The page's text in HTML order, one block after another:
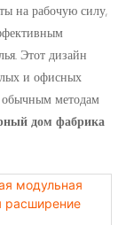
на рабочую силу,
Этот дизайн
и офисных
обычным методам
дом фабрика